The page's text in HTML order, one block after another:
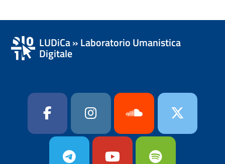
LUDiCa » Laboratorio Umanistica
Digitale